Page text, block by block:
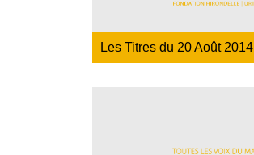
Les Titres du 20 Août 2014